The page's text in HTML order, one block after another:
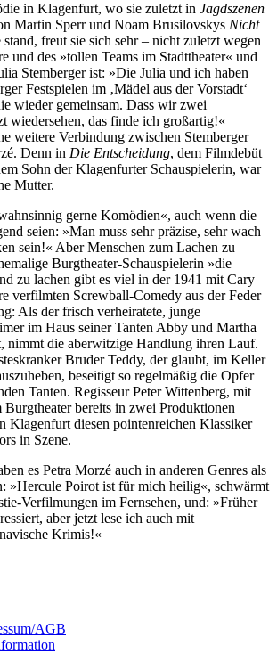
in Klagenfurt, wo sie zuletzt in Jagdszenen
Martin Sperr und Noam Brusilovskys Nicht
freut sie sich sehr – nicht zuletzt wegen
und des »tollen Teams im Stadttheater« und
Stemberger ist: »Die Julia und ich haben
Festspielen im ‚Mädel aus der Vorstadt‘
wieder gemeinsam. Dass wir zwei
wiedersehen, das finde ich großartig!«
weitere Verbindung zwischen Stemberger
Denn in Die Entscheidung, dem Filmdebüt
Sohn der Klagenfurter Schauspielerin, war
Mutter.
gerne Komödien«, auch wenn die
seien: »Man muss sehr präzise, sehr wach
sein!« Aber Menschen zum Lachen zu
Burgtheater-Schauspielerin »die
zu lachen gibt es viel in der 1941 mit Cary
verfilmten Screwball-Comedy aus der Feder
Als der frisch verheiratete, junge
im Haus seiner Tanten Abby und Martha
nimmt die aberwitzige Handlung ihren Lauf.
Bruder Teddy, der glaubt, im Keller
beseitigt so regelmäßig die Opfer
Tanten. Regisseur Peter Wittenberg, mit
Burgtheater bereits in zwei Produktionen
Klagenfurt diesen pointenreichen Klassiker
in Szene.
es Petra Morzé auch in anderen Genres als
»Hercule Poirot ist für mich heilig«, schwärmt
Verfilmungen im Fernsehen, und: »Früher
aber jetzt lese ich auch mit
Krimis!«
AGB